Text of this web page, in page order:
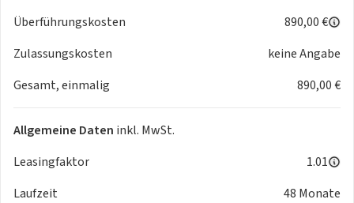
- Lenkrad: Lenkrad mit Schaltwippen
- M Alcantara/Veganza-Kombi. Schwarz mit
Kontraststeppung Blau
- M Heckspoiler in Schwarz hochglänzend
- M Hochglanz Shadow Line mit erweiterten Umfängen
- M Sicherheitsgurte
Überführungskosten
890,00 €
Zulassungskosten
keine Angabe
Gesamt, einmalig
890,00 €
Allgemeine Daten inkl. MwSt.
Leasingfaktor
1.01
Laufzeit
48 Monate